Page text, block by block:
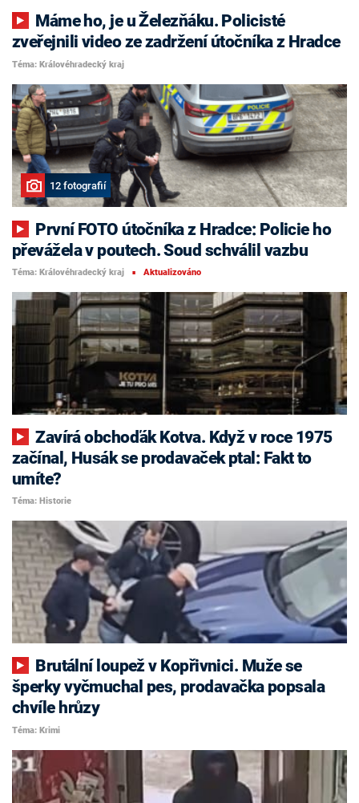
zveřejnili video ze zadržení útočníka z Hradce
Téma: Královéhradecký kraj
12 fotografií
převážela v poutech. Soud schválil vazbu
Téma: Královéhradecký kraj ■ Aktualizováno
Zavírá obchoďák Kotva. Když v roce 1975
začínal, Husák se prodavaček ptal: Fakt to
umíte?
Téma: Historie
šperky vyčmuchal pes, prodavačka popsala
chvíle hrůzy
Téma: Krimi